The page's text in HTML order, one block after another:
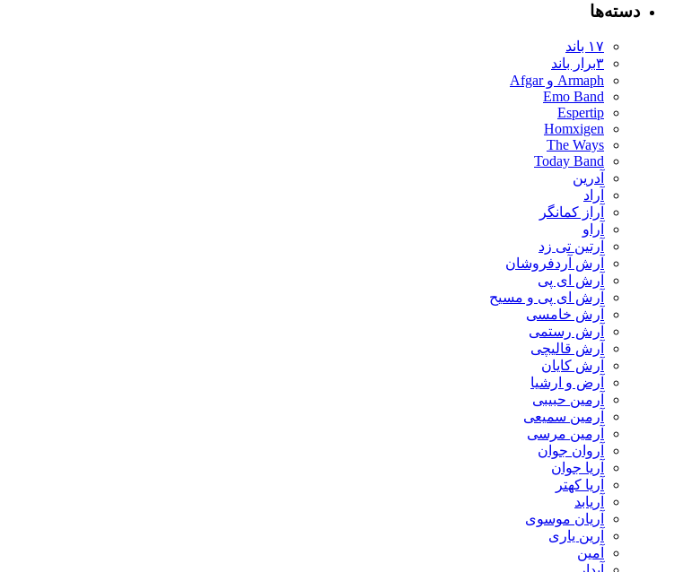
دسته‌ها
۱۷ باند
۳برار باند
Armaph و Afgar
Emo Band
Espertip
Homxigen
The Ways
Today Band
آدرین
آراد
آراز کمانگر
آراو
آرتین تی زد
آرش آردفروشان
آرش ای پی
آرش ای پی و مسیح
آرش خامسی
آرش رستمی
آرش قالیچی
آرش کایان
​آرض و ارشیا
آرمین حبیبی
آرمین سمیعی
آرمین مرسی
آروان جوان
آریا جوان
آریا کهتر
آریابد
آریان موسوی
آرین یاری
آمین